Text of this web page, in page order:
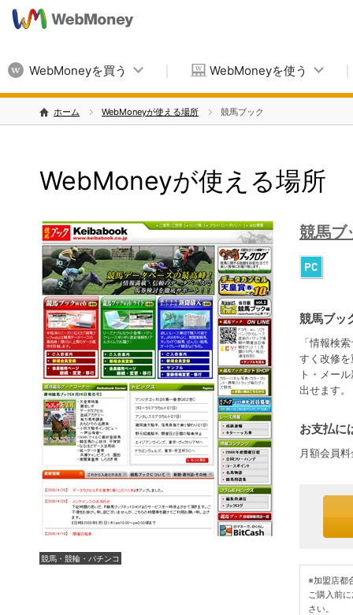
WebMoneyを買う WebMoneyを使う
ホーム WebMoneyが使える場所 競馬ブック
WebMoneyが使える場所
競馬・競輪・パチンコ
競馬ブ
競馬ブッ
「情報検
すく改修
ト・メー
出せます。
お支払に
月額会員
※加盟店都
ご購入前
さい。